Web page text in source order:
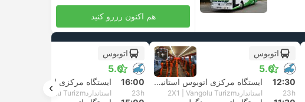
هم اکنون رزرو کنید
اتوبوس
5.0
+1
12:30 ایستگاه مرکزی اتوبوس استانبول
23h استاندارد2X1 | Vangolu Turizm
اتوبوس
5.0
16:00
23h استاندارد2X1 | Vangolu Turizm